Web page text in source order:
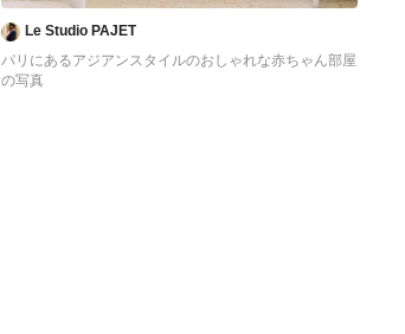
Le Studio PAJET
パリにあるアジアンスタイルのおしゃれな赤ちゃん部屋
の写真